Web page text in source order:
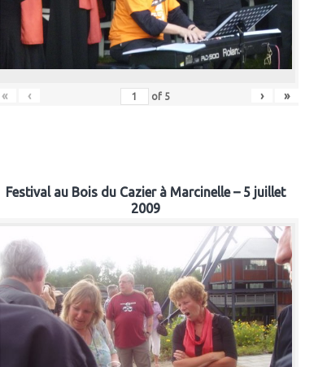
« ‹ of 5 › »
Festival au Bois du Cazier à Marcinelle – 5 juillet
2009